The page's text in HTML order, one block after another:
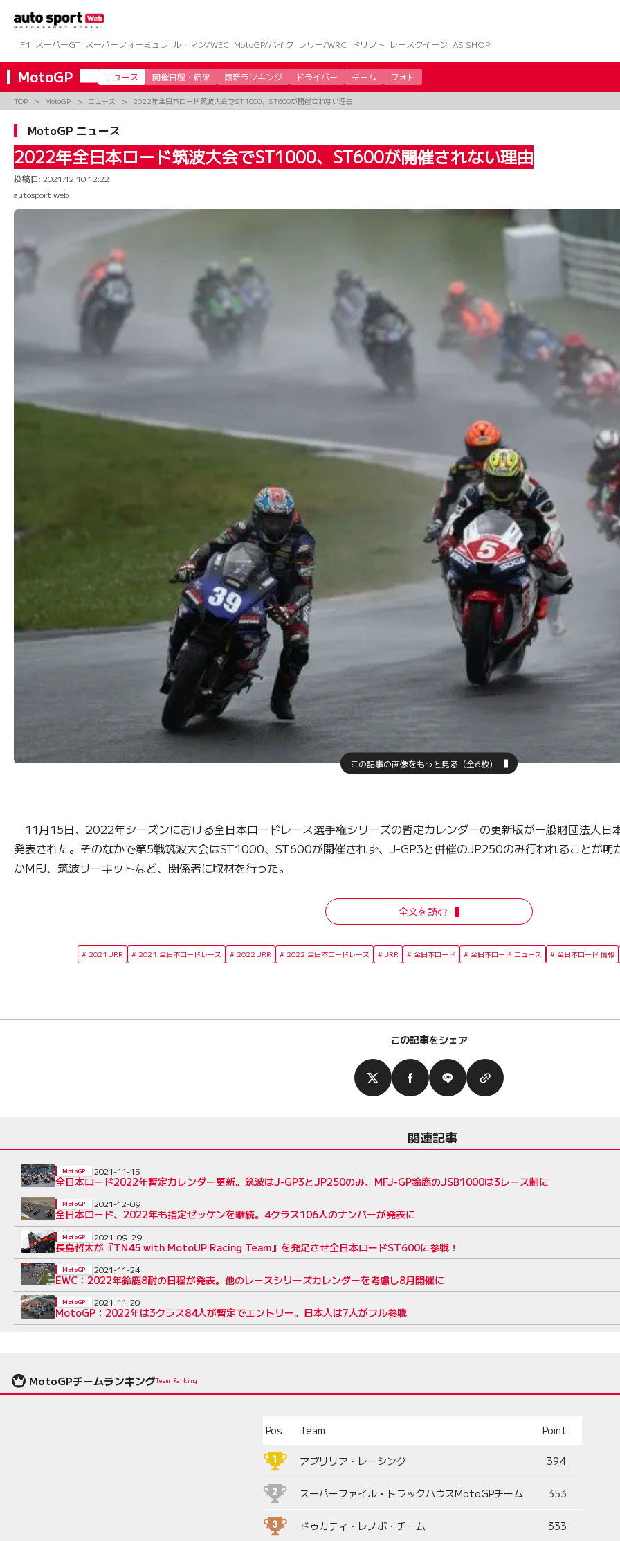
ツ
へ
ス
キ
ッ
F1
スーパーGT スーパーフォーミュラ ル・マン/WEC MotoGP/バイク ラリー/WRC ドリフト レースクイーン AS SHOP
MotoGP ニュース 開催日程・結果 最新ランキング ドライバー チーム フォト
TOP MotoGP ニュース 2022年全日本ロード筑波大会でST1000、ST600が開催されない理由
MotoGP ニュース
2022年全日本ロード筑波大会でST1000、ST600が開催されない理由
投稿日: 2021.12.10 12:22
autosport web
この記事の画像をもっと見る（全6枚）
11月15日、2022年シーズンにおける全日本ロードレース選手権シリーズの暫定カレンダーの更新版が一般財団法人日
発表された。そのなかで第5戦筑波大会はST1000、ST600が開催されず、J-GP3と併催のJP250のみ行われることが明
かMFJ、筑波サーキットなど、関係者に取材を行った。
全文を読む
2021 JRR 2021 全日本ロードレース 2022 JRR 2022 全日本ロードレース JRR 全日本ロード 全日本ロード ニュース 全日本ロード 情報
この記事をシェア
関連記事
全日本ロード2022年暫定カレンダー更新。筑波はJ-GP3とJP250のみ、MFJ-GP鈴鹿のJSB1000は3レース制に
MotoGP 2021-11-15
全日本ロード、2022年も指定ゼッケンを継続。4クラス106人のナンバーが発表に
MotoGP 2021-12-09
長島哲太が『TN45 with MotoUP Racing Team』を発足させ全日本ロードST600に参戦！
MotoGP 2021-09-29
EWC：2022年鈴鹿8耐の日程が発表。他のレースシリーズカレンダーを考慮し8月開催に
MotoGP 2021-11-24
MotoGP：2022年は3クラス84人が暫定でエントリー。日本人は7人がフル参戦
MotoGP 2021-11-20
MotoGPチームランキングTeam Ranking
Pos. Team Point
アプリリア・レーシング 394
スーパーファイル・トラックハウスMotoGPチーム 353
ドゥカティ・レノボ・チーム 333